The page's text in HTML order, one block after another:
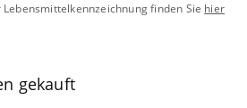
Lebensmittelkennzeichnung finden Sie hier
gekauft